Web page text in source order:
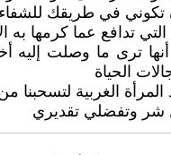
تكوني في طريقك للشفاء
التي تدافع عما كرمها به
أنها ترى ما وصلت إليه
الحياة
الغربية لتسحبنا من
وتفضلي تقديري